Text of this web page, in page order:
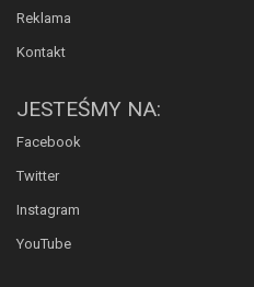
Reklama
Kontakt
JESTEŚMY NA:
Facebook
Twitter
Instagram
YouTube